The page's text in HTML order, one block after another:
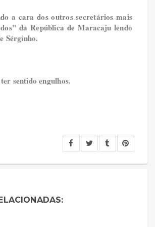
a cara dos outros secretários mais
da República de Maracaju lendo
Sérginho.
sentido engulhos.